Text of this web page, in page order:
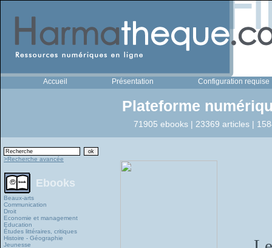
Accueil Présentation Configuration requise
Plateforme
71905 ebooks | 23369 articles |
>Recherche avancée
Ebooks
Beaux-arts
Communication
Droit
Economie et management
Education
Études littéraires, critiques
Histoire - Géographie
Jeunesse